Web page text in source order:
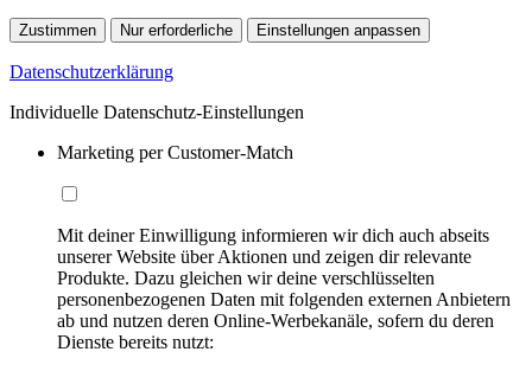
Zustimmen Nur erforderliche Einstellungen anpassen
Datenschutzerklärung
Individuelle Datenschutz-Einstellungen
Marketing per Customer-Match
Mit deiner Einwilligung informieren wir dich auch abseits
unserer Website über Aktionen und zeigen dir relevante
Produkte. Dazu gleichen wir deine verschlüsselten
personenbezogenen Daten mit folgenden externen Anbietern
ab und nutzen deren Online-Werbekanäle, sofern du deren
Dienste bereits nutzt: